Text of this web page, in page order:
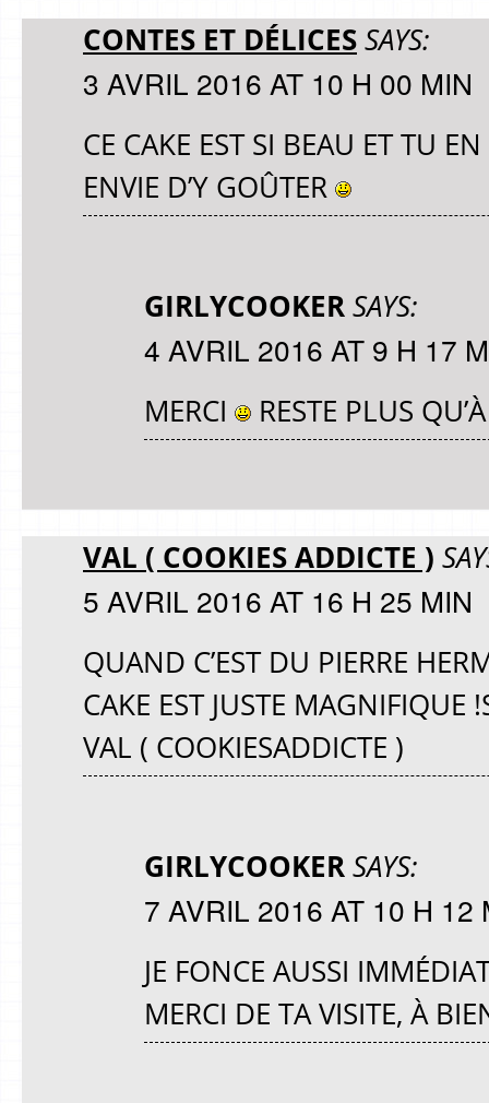
CONTES ET DÉLICESSAYS:
3 AVRIL 2016 AT 10 H 00 MIN
CE CAKE EST SI BEAU ET TU
ENVIE D’Y GOÛTER
GIRLYCOOKERSAYS:
4 AVRIL 2016 AT 9 H 17
MERCI RESTE PLUS
VAL ( COOKIES ADDICTE )
5 AVRIL 2016 AT 16 H 25 MIN
QUAND C’EST DU PIERRE
CAKE EST JUSTE
VAL ( COOKIESADDICTE )
GIRLYCOOKERSAYS:
7 AVRIL 2016 AT 10 H 12
JE FONCE AUSSI
MERCI DE TA VISITE, À